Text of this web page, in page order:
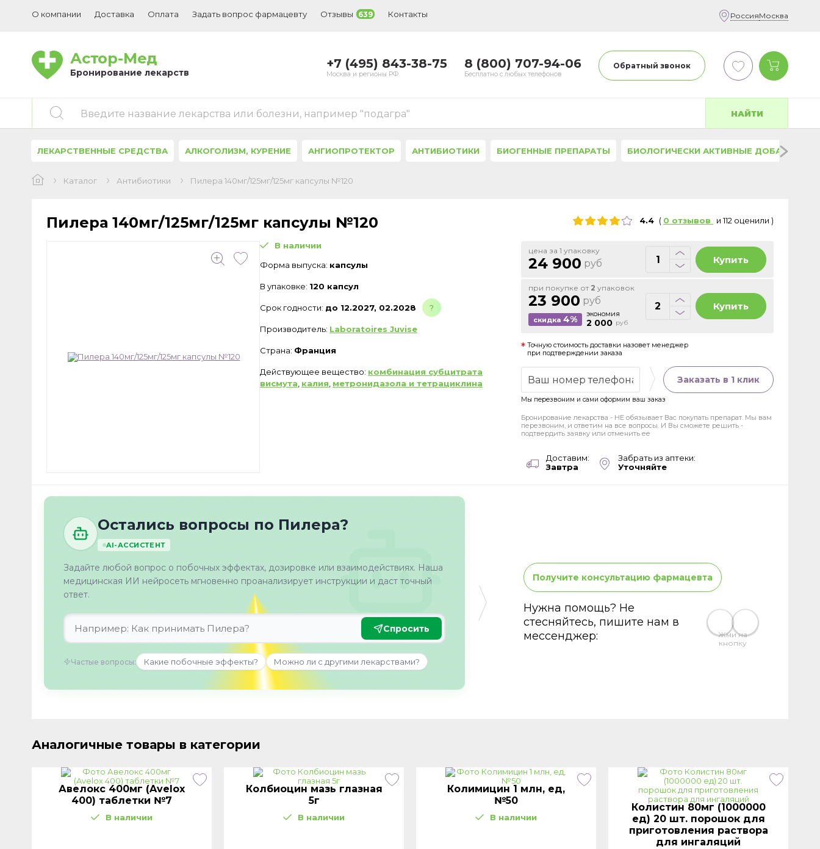
О компании Доставка Оплата Задать вопрос фармацевту Отзывы 639 Контакты РоссияМосква
Астор-Мед
Бронирование лекарств
+7 (495) 843-38-75
Москва и регионы РФ
8 (800) 707-94-06
Бесплатно с любых телефонов
Обратный звонок
Введите название лекарства или болезни, например "подагра" НАЙТИ
ЛЕКАРСТВЕННЫЕ СРЕДСТВА АЛКОГОЛИЗМ, КУРЕНИЕ АНГИОПРОТЕКТОР АНТИБИОТИКИ БИОГЕННЫЕ ПРЕПАРАТЫ БИОЛОГИЧЕСКИ АКТИВНЫЕ ДОБАВКИ
Каталог Антибиотики Пилера 140мг/125мг/125мг капсулы №120
Пилера 140мг/125мг/125мг капсулы №120 4.4 ( 0 отзывов и112 оценили )
В наличии
Форма выпуска: капсулы
В упаковке: 120 капсул
Срок годности: до 12.2027, 02.2028 ?
Производитель: Laboratoires Juvise
Страна: Франция
Действующее вещество: комбинация субцитрата
висмута калия метронидазола и тетрациклина
цена за 1 упаковку
24 900 руб Купить
при покупке от 2 упаковок
23 900 руб
скидка 4% экономия
2 000 руб
Купить
Точную стоимость доставки назовет менеджер
при подтверждении заказа
Заказать в 1 клик
Мы перезвоним и сами оформим ваш заказ
Бронирование лекарства - НЕ обязывает Вас покупать препарат. Мы вам
перезвоним, и ответим на все вопросы. И Вы сможете решить -
подтвердить заявку или отменить ее
Доставим:
Завтра
Забрать из аптеки:
Уточняйте
Остались вопросы по Пилера?
AI-АССИСТЕНТ
Задайте любой вопрос о побочных эффектах, дозировке или взаимодействиях. Наша
медицинская ИИ нейросеть мгновенно проанализирует инструкции и даст точный
ответ.
Спросить
Частые вопросы: Какие побочные эффекты? Можно ли с другими лекарствами?
Получите консультацию фармацевта
Нужна помощь? Не
стесняйтесь, пишите нам в
мессенджер:
Жми на
кнопку
Аналогичные товары в категории
Авелокс 400мг (Avelox
400) таблетки №7
В наличии
Колбиоцин мазь глазная
5г
В наличии
Колимицин 1 млн, ед,
№50
В наличии
Колистин 80мг (1000000
ед) 20 шт. порошок для
приготовления раствора
для ингаляций